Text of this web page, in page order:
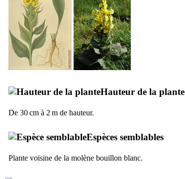
Hauteur de la plante
De 30 cm à 2 m de hauteur.
Espèces semblables
Plante voisine de la molène bouillon blanc.